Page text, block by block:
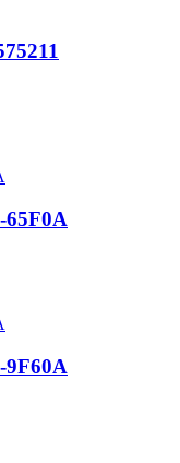
65F0A
9F60A